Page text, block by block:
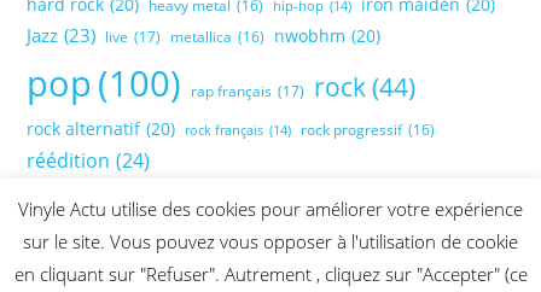
heavy metal (16) hip-hop (14)
Jazz (23) live (17) metallica (16) nwobhm (20)
pop(100) rap français (17) rock(44)
rock alternatif (20) rock français (14) rock progressif (16)
réédition (24)
Vinyle Actu utilise des cookies pour améliorer votre expérience
sur le site. Vous pouvez vous opposer à l'utilisation de cookie
en cliquant sur "Refuser". Autrement , cliquez sur "Accepter" (ce